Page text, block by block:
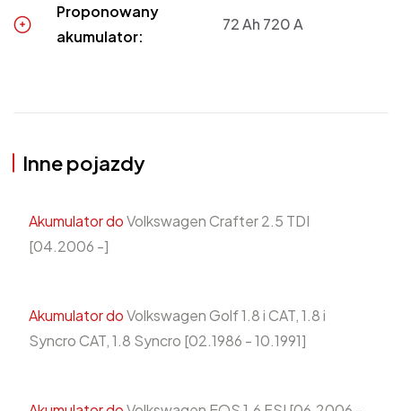
Proponowany
akumulator:
72 Ah 720 A
Inne pojazdy
Akumulator doVolkswagen Crafter 2.5 TDI
[04.2006 -]
Akumulator doVolkswagen Golf 1.8 i CAT, 1.8 i
Syncro CAT, 1.8 Syncro [02.1986 - 10.1991]